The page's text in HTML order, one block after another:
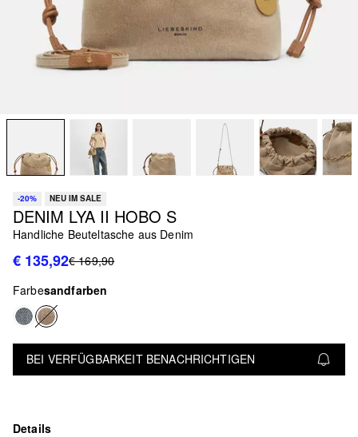
-20% NEU IM SALE
DENIM LYA II HOBO S
Handliche Beuteltasche aus Denim
€ 135,92€ 169,90
Farbesandfarben
BEI VERFÜGBARKEIT BENACHRICHTIGEN
Details